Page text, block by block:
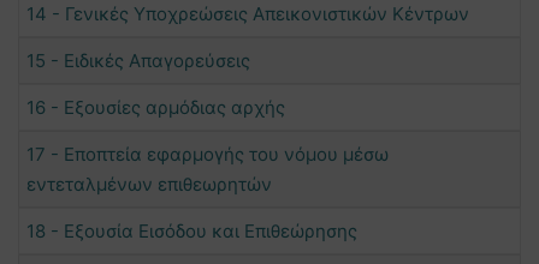
14 - Γενικές Υποχρεώσεις Απεικονιστικών Κέντρων
15 - Ειδικές Απαγορεύσεις
16 - Εξουσίες αρμόδιας αρχής
17 - Εποπτεία εφαρμογής του νόμου μέσω
εντεταλμένων επιθεωρητών
18 - Εξουσία Εισόδου και Επιθεώρησης